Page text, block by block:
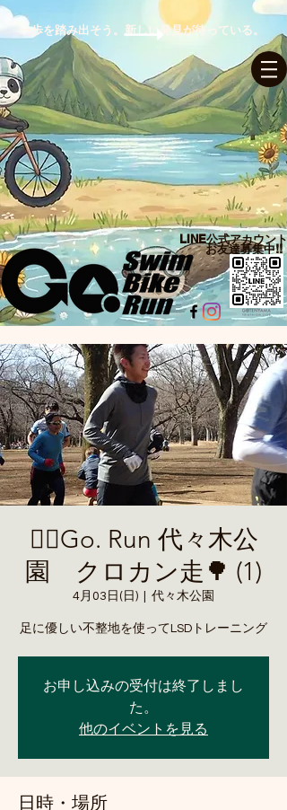
ログイン
一歩を踏み出そう。新しい発見が待っている。
LINE公式アカウント​
お友達募集中!!
🏃‍♂️Go. Run 代々木公
園 クロカン走🌳 (1)
4月03日(日) 代々木公園
足に優しい不整地を使ってLSDトレーニング
お申し込みの受付は終了しまし
た。
他のイベントを見る
日時・場所